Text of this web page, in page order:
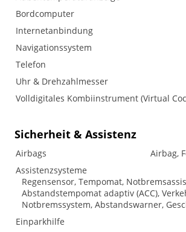
Bordcomputer
Internetanbindung
Navigationssystem
Telefon
Uhr & Drehzahlmesser
Volldigitales Kombiinstrument (Virtual
Sicherheit & Assistenz
Airbags
Airbag,
Assistenzsysteme
Regensensor, Tempomat,
Abstandstempomat adaptiv (ACC),
Notbremssystem, Abstandswarner,
Einparkhilfe